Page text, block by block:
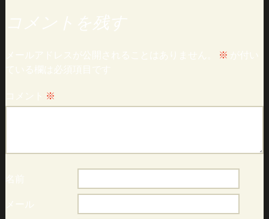
コメントを残す
メールアドレスが公開されることはありません。 ※ が付い
ている欄は必須項目です
コメント ※
名前
メール